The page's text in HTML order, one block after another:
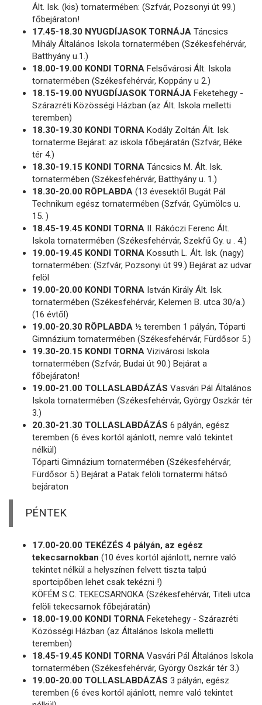
Ált. Isk. (kis) tornatermében: (Szfvár, Pozsonyi út 99.)
főbejáraton!
17.45-18.30 NYUGDÍJASOK TORNÁJA Táncsics
Mihály Általános Iskola tornatermében (Székesfehérvár,
Batthyány u.1.)
18.00-19.00 KONDI TORNA Felsővárosi Ált. Iskola
tornatermében (Székesfehérvár, Koppány u 2.)
18.15-19.00 NYUGDÍJASOK TORNÁJA Feketehegy -
Szárazréti Közösségi Házban (az Ált. Iskola melletti
teremben)
18.30-19.30 KONDI TORNA Kodály Zoltán Ált. Isk.
tornaterme Bejárat: az iskola főbejáratán (Szfvár, Béke
tér 4.)
18.30-19.15 KONDI TORNA Táncsics M. Ált. Isk.
tornatermében (Székesfehérvár, Batthyány u. 1.)
18.30-20.00 RÖPLABDA (13 évesektől Bugát Pál
Technikum egész tornatermében (Szfvár, Gyümölcs u.
15. )
18.45-19.45 KONDI TORNA II. Rákóczi Ferenc Ált.
Iskola tornatermében (Székesfehérvár, Szekfű Gy. u . 4.)
19.00-19.45 KONDI TORNA Kossuth L. Ált. Isk. (nagy)
tornatermében: (Szfvár, Pozsonyi út 99.) Bejárat az udvar
felöl
19.00-20.00 KONDI TORNA István Király Ált. Isk.
tornatermében (Székesfehérvár, Kelemen B. utca 30/a.)
(16 évtől)
19.00-20.30 RÖPLABDA ½ teremben 1 pályán, Tóparti
Gimnázium tornatermében (Székesfehérvár, Fürdősor 5.)
19.30-20.15 KONDI TORNA Vizivárosi Iskola
tornatermében (Szfvár, Budai út 90.) Bejárat a
főbejáraton!
19.00-21.00 TOLLASLABDÁZÁS Vasvári Pál Általános
Iskola tornatermében (Székesfehérvár, György Oszkár tér
3.)
20.30-21.30 TOLLASLABDÁZÁS 6 pályán, egész
teremben (6 éves kortól ajánlott, nemre való tekintet
nélkül)
Tóparti Gimnázium tornatermében (Székesfehérvár,
Fürdősor 5.) Bejárat a Patak felöli tornatermi hátsó
bejáraton
PÉNTEK
17.00-20.00 TEKÉZÉS 4 pályán, az egész
tekecsarnokban (10 éves kortól ajánlott, nemre való
tekintet nélkül a helyszínen felvett tiszta talpú
sportcipőben lehet csak tekézni !)
KÖFÉM S.C. TEKECSARNOKA (Székesfehérvár, Titeli utca
felöli tekecsarnok főbejáratán)
18.00-19.00 KONDI TORNA Feketehegy - Szárazréti
Közösségi Házban (az Általános Iskola melletti
teremben)
18.45-19.45 KONDI TORNA Vasvári Pál Általános Iskola
tornatermében (Székesfehérvár, György Oszkár tér 3.)
19.00-20.00 TOLLASLABDÁZÁS 3 pályán, egész
teremben (6 éves kortól ajánlott, nemre való tekintet